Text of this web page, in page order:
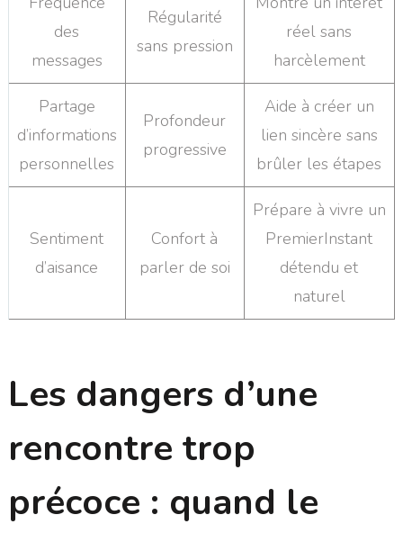
des
messages
Régularité
sans pression
réel sans
harcèlement
Partage
d’informations
personnelles
Profondeur
progressive
Aide à créer un
lien sincère sans
brûler les étapes
Sentiment
d’aisance
Confort à
parler de soi
Prépare à vivre un
PremierInstant
détendu et
naturel
Les dangers d’une
rencontre trop
précoce : quand le